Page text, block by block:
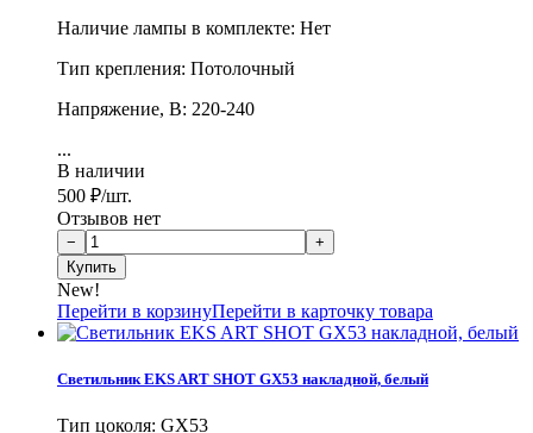
Наличие лампы в комплекте: Нет
Тип крепления: Потолочный
Напряжение, В: 220-240
...
В наличии
500 ₽/шт.
Отзывов нет
New!
Перейти в корзинуПерейти в карточку товара
Светильник EKS ART SHOT GX53 накладной, белый
Тип цоколя: GX53